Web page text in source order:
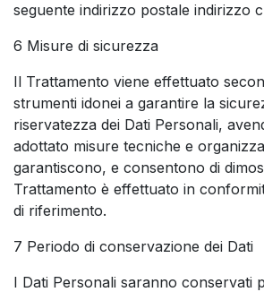
seguente indirizzo postale indirizzo
6 Misure di sicurezza
Il Trattamento viene effettuato
strumenti idonei a garantire la
riservatezza dei Dati Personali,
adottato misure tecniche e
garantiscono, e consentono di
Trattamento è effettuato in
di riferimento.
7 Periodo di conservazione dei Dati
I Dati Personali saranno conservati